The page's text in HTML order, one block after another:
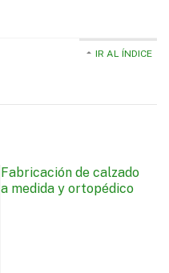
IR AL ÍNDICE
Fabricación de calzado
a medida y ortopédico